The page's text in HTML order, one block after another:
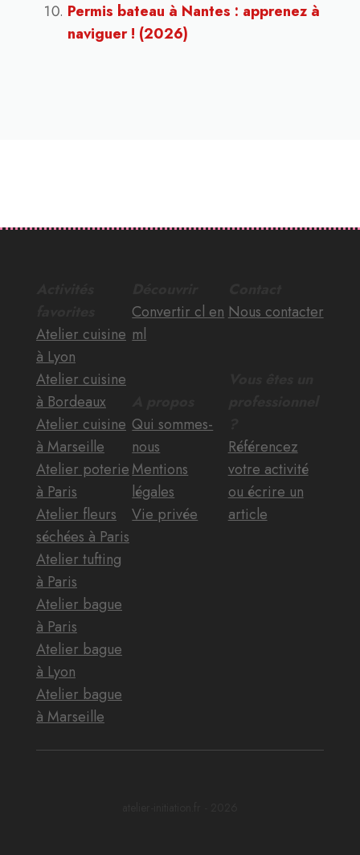
Permis bateau à Nantes : apprenez à
naviguer ! (2026)
Atelier cuisine
à Lyon
Atelier cuisine
à Bordeaux
Atelier cuisine
à Marseille
Atelier poterie
à Paris
Atelier fleurs
séchées à Paris
Atelier tufting
à Paris
Atelier bague
à Paris
Atelier bague
à Lyon
Atelier bague
à Marseille
Convertir cl en
ml
Qui sommes-
nous
Mentions
légales
Vie privée
Nous contacter
Référencez
votre activité
ou écrire un
article